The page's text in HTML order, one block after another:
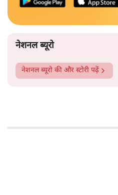
चेतावनी, फिर भी सुधार नहीं हुआ!
मंदिर की चूक?